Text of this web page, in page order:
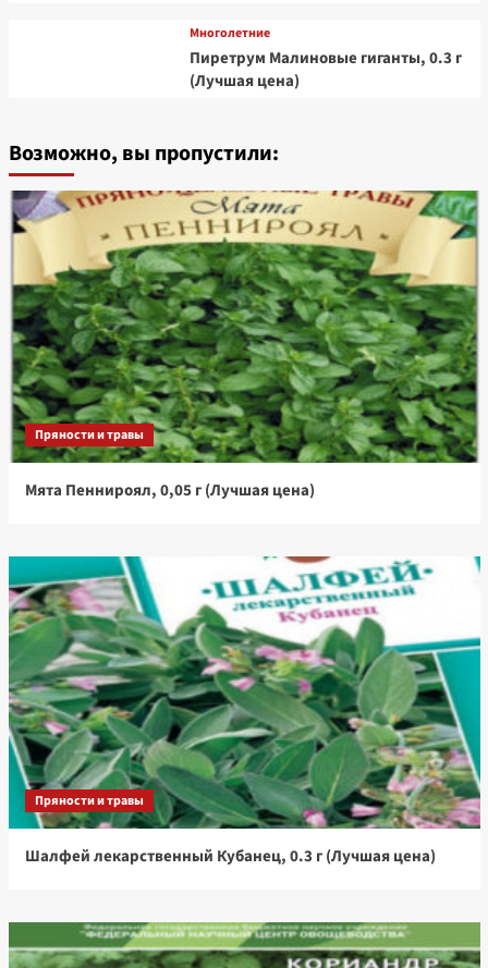
Многолетние
Пиретрум Малиновые гиганты, 0.3 г
(Лучшая цена)
Возможно, вы пропустили:
Пряности и травы
Мята Пеннироял, 0,05 г (Лучшая цена)
Пряности и травы
Шалфей лекарственный Кубанец, 0.3 г (Лучшая цена)